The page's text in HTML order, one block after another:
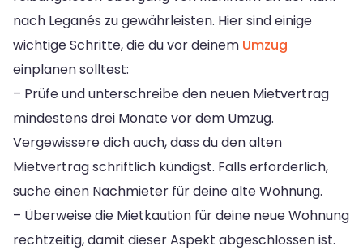
nach Leganés zu gewährleisten. Hier sind einige
wichtige Schritte, die du vor deinem Umzug
einplanen solltest:
– Prüfe und unterschreibe den neuen Mietvertrag
mindestens drei Monate vor dem Umzug.
Vergewissere dich auch, dass du den alten
Mietvertrag schriftlich kündigst. Falls erforderlich,
suche einen Nachmieter für deine alte Wohnung.
– Überweise die Mietkaution für deine neue Wohnung
rechtzeitig, damit dieser Aspekt abgeschlossen ist.